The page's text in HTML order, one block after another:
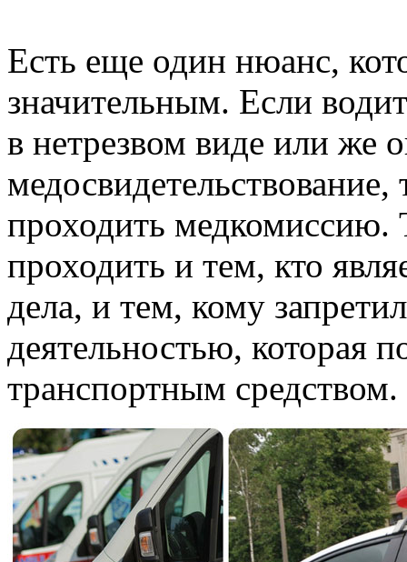
Есть еще один нюанс,
значительным. Если
в нетрезвом виде или же
проходить медкомиссию.
проходить и тем, кто
дела, и тем, кому
деятельностью, которая
транспортным средством.